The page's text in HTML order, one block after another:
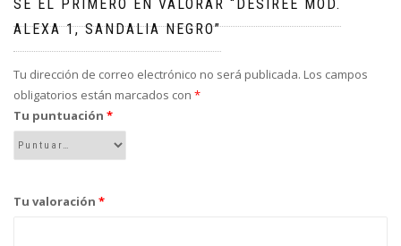
SÉ EL PRIMERO EN VALORAR “DESIREÉ MOD.
ALEXA 1, SANDALIA NEGRO”
Tu dirección de correo electrónico no será publicada. Los campos
obligatorios están marcados con *
Tu puntuación *
Tu valoración *